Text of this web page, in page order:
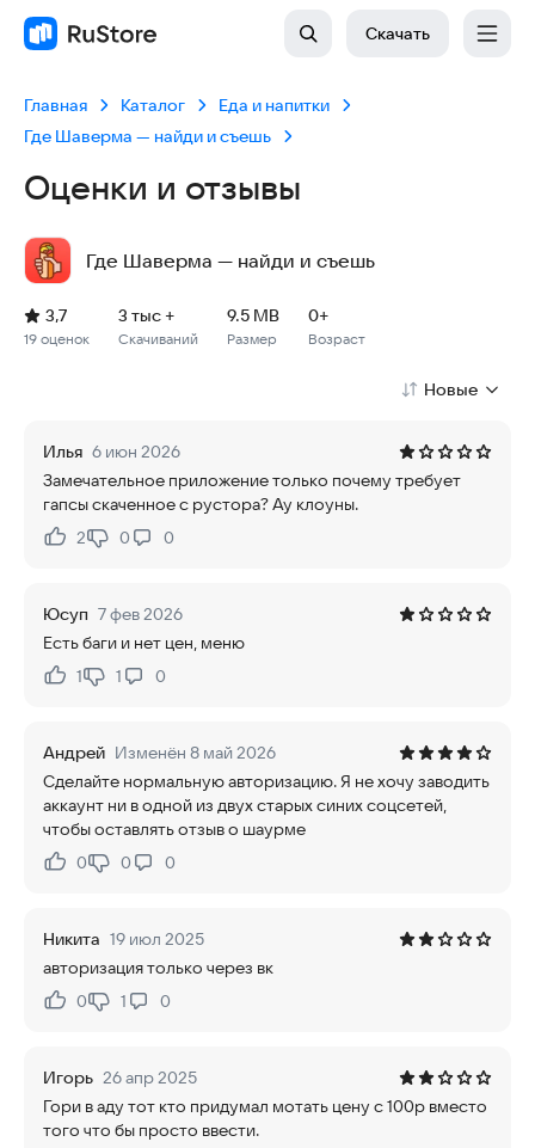
Скачать
Главная Каталог
Еда и напитки
Где Шаверма — найди и съешь
Оценки и отзывы
Где Шаверма — найди и съешь
Рейтинг: 3,7, 19 оценок
Скачиваний: 3 тыс +
Размер файла: 9.5 MB
Возрастное ограничение: 9.5 MB
19 оценок
3,7
Скачиваний
3 тыс +
Размер
9.5 MB
Возраст
0+
Новые
Илья 6 июн 2026
Замечательное приложение только почему требует
гапсы скаченное с рустора? Ау клоуны.
Нравится:
2Не нравится:
0 0
Юсуп 7 фев 2026
Есть баги и нет цен, меню
Нравится:
1Не нравится:
1 0
Андрей Изменён 8 май 2026
Сделайте нормальную авторизацию. Я не хочу заводить
аккаунт ни в одной из двух старых синих соцсетей,
чтобы оставлять отзыв о шаурме
Нравится:
0Не нравится:
0 0
Никита 19 июл 2025
авторизация только через вк
Нравится:
0Не нравится:
1 0
Игорь 26 апр 2025
Гори в аду тот кто придумал мотать цену с 100р вместо
того что бы просто ввести.